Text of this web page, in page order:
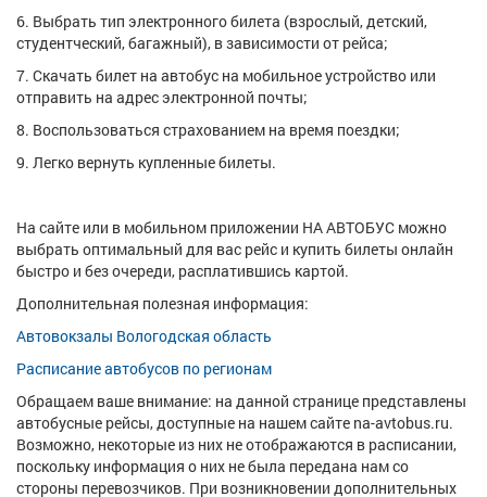
6. Выбрать тип электронного билета (взрослый, детский,
студентческий, багажный), в зависимости от рейса;
7. Скачать билет на автобус на мобильное устройство или
отправить на адрес электронной почты;
8. Воспользоваться страхованием на время поездки;
9. Легко вернуть купленные билеты.
На сайте или в мобильном приложении НА АВТОБУС можно
выбрать оптимальный для вас рейс и купить билеты онлайн
быстро и без очереди, расплатившись картой.
Дополнительная полезная информация:
Автовокзалы Вологодская область
Расписание автобусов по регионам
Обращаем ваше внимание: на данной странице представлены
автобусные рейсы, доступные на нашем сайте na-avtobus.ru.
Возможно, некоторые из них не отображаются в расписании,
поскольку информация о них не была передана нам со
стороны перевозчиков. При возникновении дополнительных